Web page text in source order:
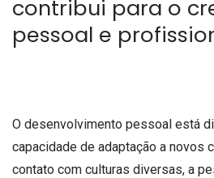
contribui para o
pessoal e
O desenvolvimento pessoal está
capacidade de adaptação a novos
contato com culturas diversas, a